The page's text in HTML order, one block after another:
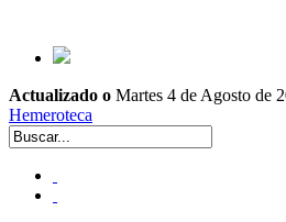
Actualizado o Martes 4 de Agosto de
Hemeroteca